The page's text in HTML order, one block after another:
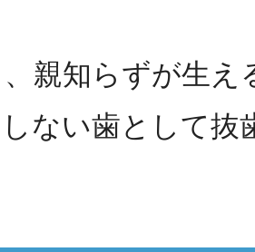
親知らずが生え
しない歯として抜